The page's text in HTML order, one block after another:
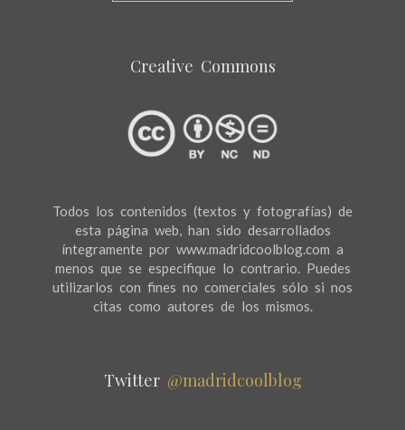
Creative Commons
Todos los contenidos (textos y fotografías) de
esta página web, han sido desarrollados
íntegramente por www.madridcoolblog.com a
menos que se especifique lo contrario. Puedes
utilizarlos con fines no comerciales sólo si nos
citas como autores de los mismos.
Twitter @madridcoolblog